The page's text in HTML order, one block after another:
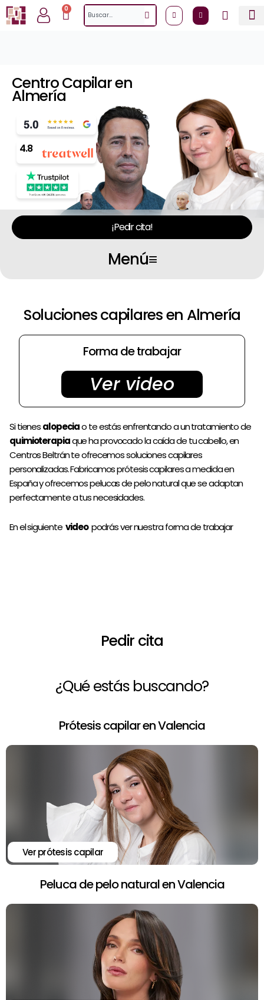
al
0
CartSearch
Centro Capilar en
Almería
4.8
¡Pedir cita!
Menú≡
Videos
Pedir cita
Soluciones capilares en Almería
Forma de trabajar
Ver video
Si tienesalopeciao te estás enfrentando a un tratamiento de
quimioterapiaque ha provocado la caída de tu cabello, en
Centros Beltrán te ofrecemos soluciones capilares
personalizadas. Fabricamos prótesis capilares a medida en
España y ofrecemos pelucas de pelo natural que se adaptan
perfectamente a tus necesidades.
En el siguientevideopodrás ver nuestra forma de trabajar
Pedir cita
¿Qué estás buscando?
Prótesis capilar en Valencia
Ver prótesis capilar
Peluca de pelo natural en Valencia